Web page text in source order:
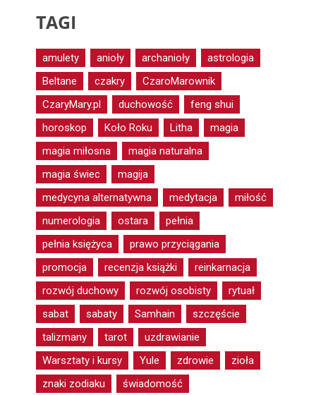
TAGI
amulety anioły archanioły
astrologia
Beltane
czakry
CzaroMarownik
CzaryMary.pl
duchowość
feng shui
horoskop
Koło Roku Litha
magia
magia miłosna
magia naturalna
magia świec
magija
medycyna alternatywna
medytacja
miłość
numerologia
ostara
pełnia
pełnia księżyca
prawo przyciągania
promocja
recenzja książki
reinkarnacja
rozwój duchowy
rozwój osobisty
rytuał
sabat
sabaty Samhain
szczęście
talizmany
tarot
uzdrawianie
Warsztaty i kursy
Yule zdrowie
zioła
znaki zodiaku
świadomość